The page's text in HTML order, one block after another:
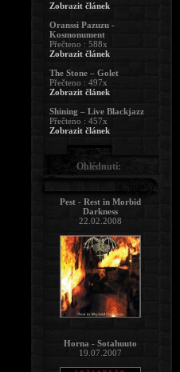
Zobrazit článek
Oranssi Pazuzu -
Kosmonument
Přečteno : 588x
Zobrazit článek
The Stone – Golet
Přečteno : 497x
Zobrazit článek
Shining – Live Blackjazz
Přečteno : 457x
Zobrazit článek
Ohlédnutí:
Pest - Rest in Morbid
Darkness
22.02.2008
Horna - Sotahuuto
19.07.2007